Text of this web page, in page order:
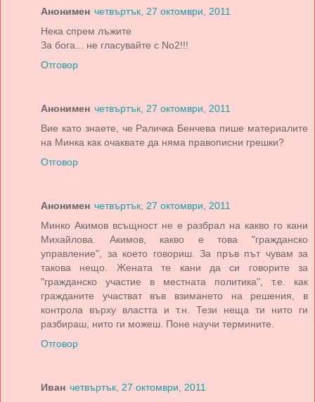
Анонимен четвъртък, 27 октомври, 2011
Нека спрем лъжите
За бога... не гласувайте с No2!!!
Отговор
Анонимен четвъртък, 27 октомври, 2011
Вие като знаете, че Раличка Бенчева пише материалите
на Минка как очаквате да няма правописни грешки?
Отговор
Анонимен четвъртък, 27 октомври, 2011
Минко Акимов всъщност не е разбрал на какво го кани
Михайлова. Акимов, какво е това "гражданско
управление", за което говориш. За пръв път чувам за
такова нещо. Жената те кани да си говорите за
"гражданско участие в местната политика", т.е. как
гражданите участват във взимането на решения, в
контрола върху властта и т.н. Тези неща ти нито ги
разбираш, нито ги можеш. Поне научи термините.
Отговор
Иван четвъртък, 27 октомври, 2011